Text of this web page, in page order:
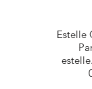
Estelle